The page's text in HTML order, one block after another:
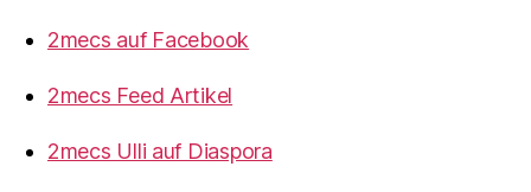
2mecs auf Facebook
2mecs Feed Artikel
2mecs Ulli auf Diaspora